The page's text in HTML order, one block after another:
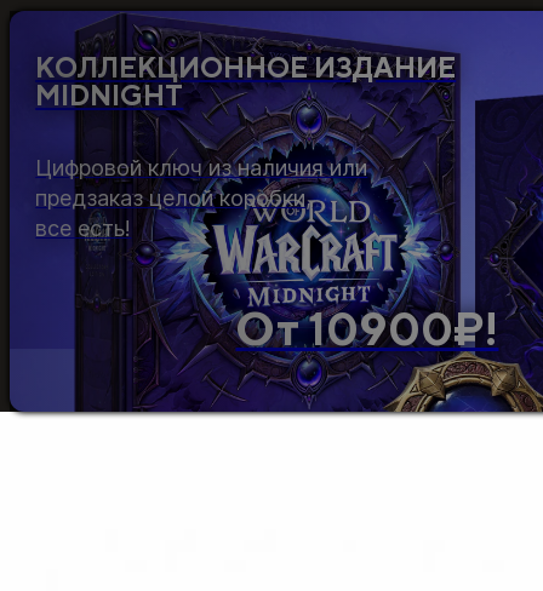
КОЛЛЕКЦИОННОЕ ИЗДАНИЕ
MIDNIGHT
От 10900₽!
Цифровой ключ из наличия или
предзаказ целой коробки,
все есть!